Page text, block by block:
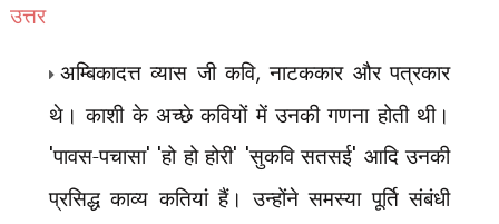
उत्तर
अम्बिकादत्त व्यास जी कवि,नाटककार और पत्रकार
थे। काशी के अच्छे कवियों में उनकी गणना होती थी।
'पावस-पचासा' 'हो हो होरी' 'सुकवि सतसई' आदि उनकी
प्रसिद्ध काव्य कतियां हैं। उन्होंने समस्या पूर्ति संबंधी